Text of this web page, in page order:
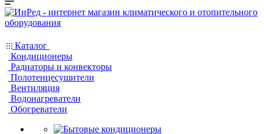
Каталог
Кондиционеры
Радиаторы и конвекторы
Полотенцесушители
Вентиляция
Водонагреватели
Обогреватели